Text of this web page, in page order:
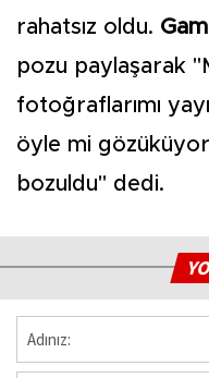
rahatsız oldu.
pozu paylaşarak
fotoğraflarımı
öyle mi
bozuldu" dedi.